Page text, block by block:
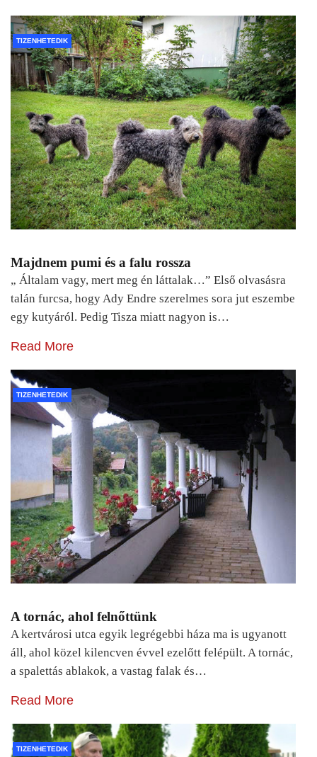
TIZENHETEDIK
Majdnem pumi és a falu rossza
„ Általam vagy, mert meg én láttalak…” Első olvasásra
talán furcsa, hogy Ady Endre szerelmes sora jut eszembe
egy kutyáról. Pedig Tisza miatt nagyon is…
Read More
TIZENHETEDIK
A tornác, ahol felnőttünk
A kertvárosi utca egyik legrégebbi háza ma is ugyanott
áll, ahol közel kilencven évvel ezelőtt felépült. A tornác,
a spalettás ablakok, a vastag falak és…
Read More
TIZENHETEDIK